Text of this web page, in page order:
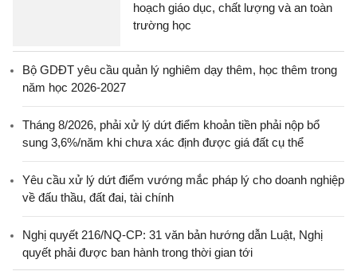
hoạch giáo dục, chất lượng và an toàn
trường học
Bộ GDĐT yêu cầu quản lý nghiêm dạy thêm, học thêm trong
năm học 2026-2027
Tháng 8/2026, phải xử lý dứt điểm khoản tiền phải nộp bổ
sung 3,6%/năm khi chưa xác định được giá đất cụ thể
Yêu cầu xử lý dứt điểm vướng mắc pháp lý cho doanh nghiệp
về đấu thầu, đất đai, tài chính
Nghị quyết 216/NQ-CP: 31 văn bản hướng dẫn Luật, Nghị
quyết phải được ban hành trong thời gian tới